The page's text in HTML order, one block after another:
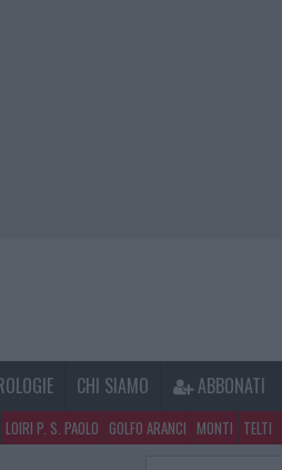
CHI SIAMO ABBONATI
LOIRI P. S. PAOLO GOLFO ARANCI MONTI TELTI